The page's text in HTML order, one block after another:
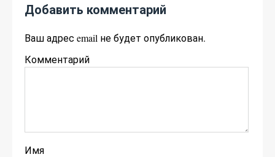
Добавить комментарий
Ваш адрес email не будет опубликован.
Комментарий
Имя